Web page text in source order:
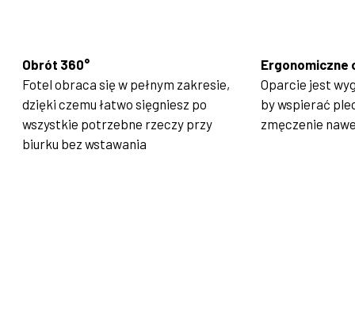
Obrót 360°
Fotel obraca się w pełnym zakresie,
dzięki czemu łatwo sięgniesz po
wszystkie potrzebne rzeczy przy
biurku bez wstawania
Ergonomiczne
Oparcie jest
by wspierać
zmęczenie